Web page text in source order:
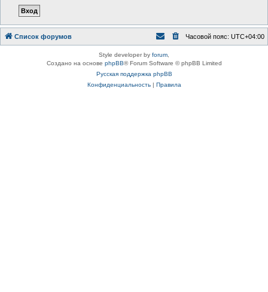
Список форумов Часовой пояс: UTC+04:00
Style developer by forum,
Создано на основе phpBB® Forum Software © phpBB Limited
Русская поддержка phpBB
Конфиденциальность| Правила